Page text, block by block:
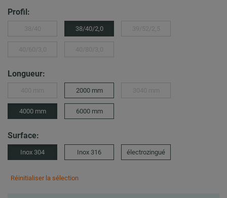
Profil:
38/40/2,0
Longueur:
2000 mm
4000 mm 6000 mm
Surface:
Inox 304 Inox 316 électrozingué
Réinitialiser la sélection